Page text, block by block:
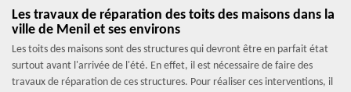
Les travaux de réparation des toits des maisons dans la
ville de Menil et ses environs
Les toits des maisons sont des structures qui devront être en parfait état
surtout avant l'arrivée de l'été. En effet, il est nécessaire de faire des
travaux de réparation de ces structures. Pour réaliser ces interventions, il